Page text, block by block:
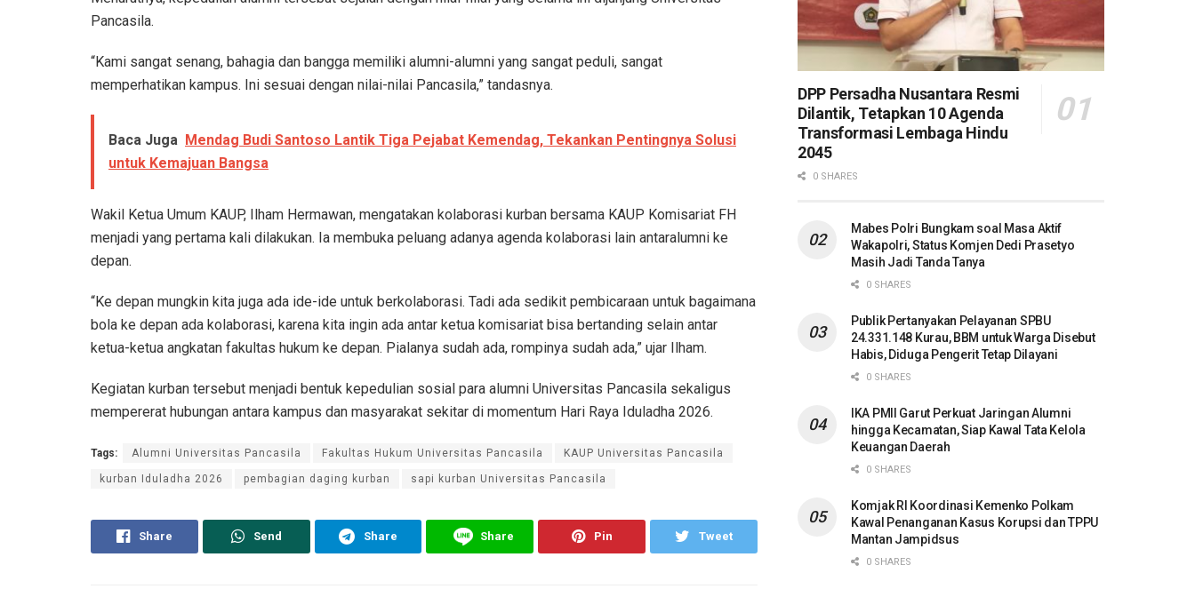
Pancasila.
“Kami sangat senang, bahagia dan bangga memiliki alumni-alumni yang sangat peduli, sangat
memperhatikan kampus. Ini sesuai dengan nilai-nilai Pancasila,” tandasnya.
Baca Juga Mendag Budi Santoso Lantik Tiga Pejabat Kemendag, Tekankan Pentingnya Solusi
untuk Kemajuan Bangsa
Wakil Ketua Umum KAUP, Ilham Hermawan, mengatakan kolaborasi kurban bersama KAUP Komisariat FH
menjadi yang pertama kali dilakukan. Ia membuka peluang adanya agenda kolaborasi lain antaralumni ke
depan.
“Ke depan mungkin kita juga ada ide-ide untuk berkolaborasi. Tadi ada sedikit pembicaraan untuk bagaimana
bola ke depan ada kolaborasi, karena kita ingin ada antar ketua komisariat bisa bertanding selain antar
ketua-ketua angkatan fakultas hukum ke depan. Pialanya sudah ada, rompinya sudah ada,” ujar Ilham.
Kegiatan kurban tersebut menjadi bentuk kepedulian sosial para alumni Universitas Pancasila sekaligus
mempererat hubungan antara kampus dan masyarakat sekitar di momentum Hari Raya Iduladha 2026.
Tags: Alumni Universitas Pancasila Fakultas Hukum Universitas Pancasila KAUP Universitas Pancasila
kurban Iduladha 2026 pembagian daging kurban sapi kurban Universitas Pancasila
Share Send Share Share Pin Tweet
DPP Persadha Nusantara Resmi
Dilantik, Tetapkan 10 Agenda
Transformasi Lembaga Hindu
2045
0 SHARES
Mabes Polri Bungkam soal Masa Aktif
Wakapolri, Status Komjen Dedi Prasetyo
Masih Jadi Tanda Tanya
0 SHARES
Publik Pertanyakan Pelayanan SPBU
24.331.148 Kurau, BBM untuk Warga Disebut
Habis, Diduga Pengerit Tetap Dilayani
0 SHARES
IKA PMII Garut Perkuat Jaringan Alumni
hingga Kecamatan, Siap Kawal Tata Kelola
Keuangan Daerah
0 SHARES
Komjak RI Koordinasi Kemenko Polkam
Kawal Penanganan Kasus Korupsi dan TPPU
Mantan Jampidsus
0 SHARES